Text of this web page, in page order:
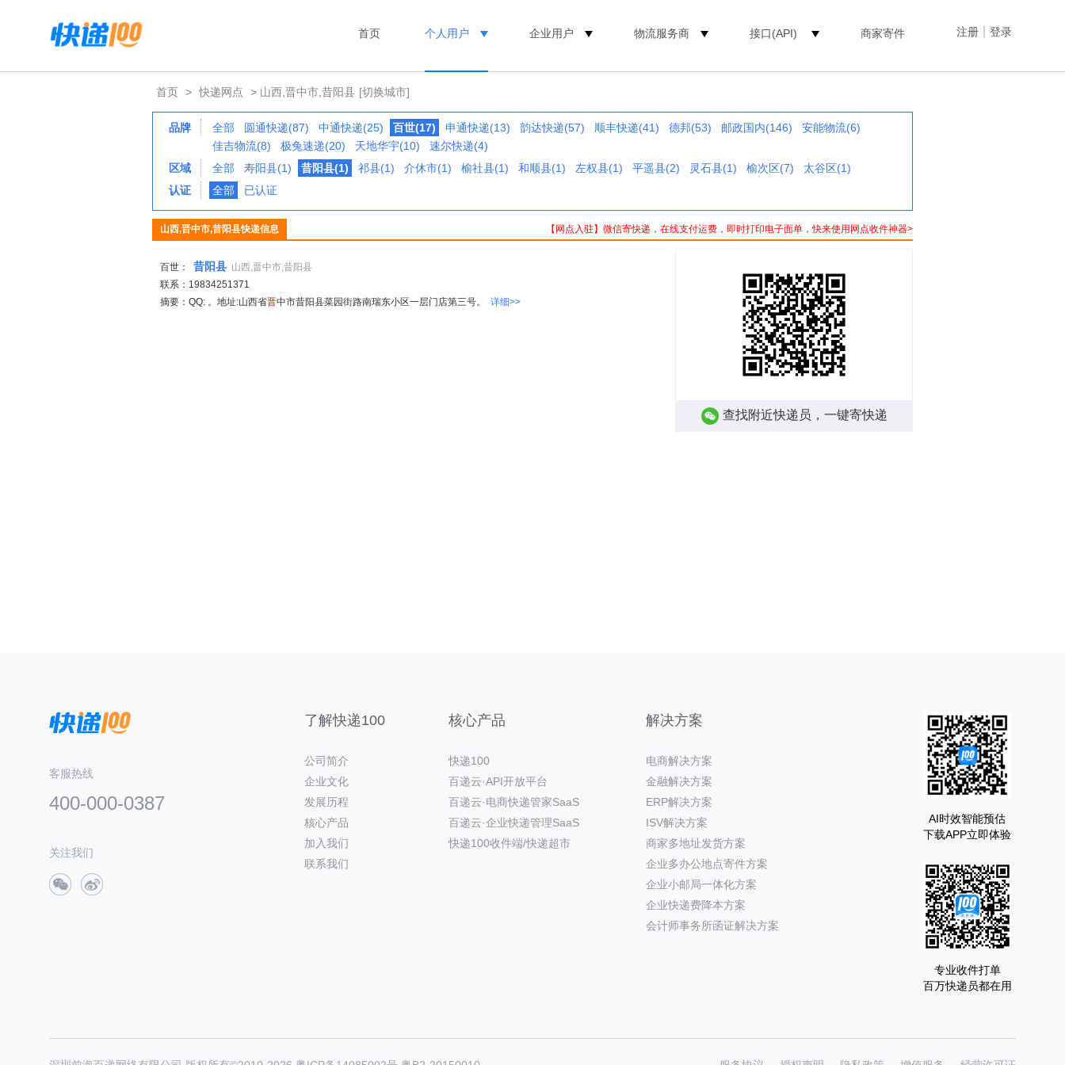
注册 登录
首页 个人用户 企业用户 物流服务商 接口(API) 商家寄件
首页 > 快递网点 > 山西,晋中市,昔阳县 [切换城市]
品牌 全部 圆通快递(87) 中通快递(25) 百世(17) 申通快递(13) 韵达快递(57) 顺丰快递(41) 德邦(53) 邮政国内(146)
安能物流(6)
佳吉物流(8)
极兔速递(20) 天地华宇(10)
速尔快递(4)
区域
全部 寿阳县(1) 昔阳县(1) 祁县(1) 介休市(1) 榆社县(1) 和顺县(1) 左权县(1) 平遥县(2) 灵石县(1) 榆次区(7)
太谷区(1)
认证
全部 已认证
【网点入驻】微信寄快递，在线支付运费，即时打印电子面单，快来使用网点收件神器>
山西,晋中市,昔阳县快递信息
百世： 昔阳县 山西,晋中市,昔阳县
联系：19834251371
摘要：QQ: 。地址:山西省晋中市昔阳县菜园街路南瑞东小区一层门店第三号。 详细>>
查找附近快递员，一键寄快递
客服热线
400-000-0387
关注我们
了解快递100
公司简介
企业文化
发展历程
核心产品
加入我们
联系我们
核心产品
快递100
百递云·API开放平台
百递云·电商快递管家SaaS
百递云·企业快递管理SaaS
快递100收件端/快递超市
解决方案
电商解决方案
金融解决方案
ERP解决方案
ISV解决方案
商家多地址发货方案
企业多办公地点寄件方案
企业小邮局一体化方案
企业快递费降本方案
会计师事务所函证解决方案
AI时效智能预估
下载APP立即体验
专业收件打单
百万快递员都在用